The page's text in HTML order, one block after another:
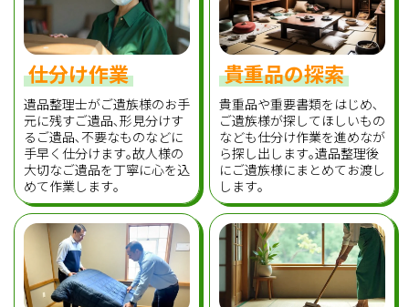
仕分け作業
遺品整理士がご遺族様のお手
元に残すご遺品､形見分けす
るご遺品､不要なものなどに
手早く仕分けます｡故人様の
大切なご遺品を丁寧に心を込
めて作業します｡
貴重品の探索
貴重品や重要書類をはじめ､
ご遺族様が探してほしいもの
なども仕分け作業を進めなが
ら探し出します｡遺品整理後
にご遺族様にまとめてお渡し
します｡